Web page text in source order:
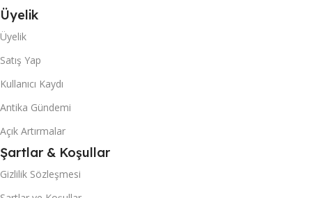
Üyelik
Üyelik
Satış Yap
Kullanıcı Kaydı
Antika Gündemi
Açık Artırmalar
Şartlar & Koşullar
Gizlilik Sözleşmesi